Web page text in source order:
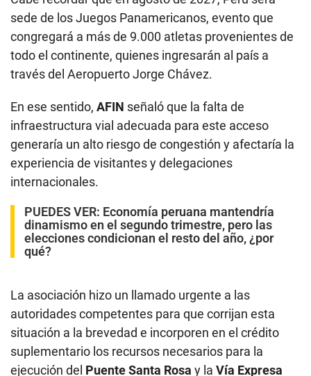
sede de los Juegos Panamericanos, evento que
congregará a más de 9.000 atletas provenientes de
todo el continente, quienes ingresarán al país a
través del Aeropuerto Jorge Chávez.
En ese sentido, AFIN señaló que la falta de
infraestructura vial adecuada para este acceso
generaría un alto riesgo de congestión y afectaría la
experiencia de visitantes y delegaciones
internacionales.
PUEDES VER: Economía peruana mantendría
dinamismo en el segundo trimestre, pero las
elecciones condicionan el resto del año, ¿por
qué?
La asociación hizo un llamado urgente a las
autoridades competentes para que corrijan esta
situación a la brevedad e incorporen en el crédito
suplementario los recursos necesarios para la
ejecución del Puente Santa Rosa y la Vía Expresa